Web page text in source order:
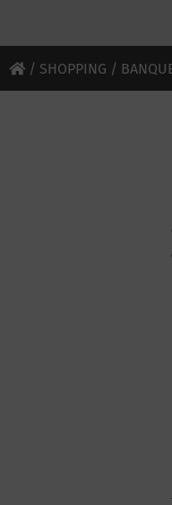
/ SHOPPING /